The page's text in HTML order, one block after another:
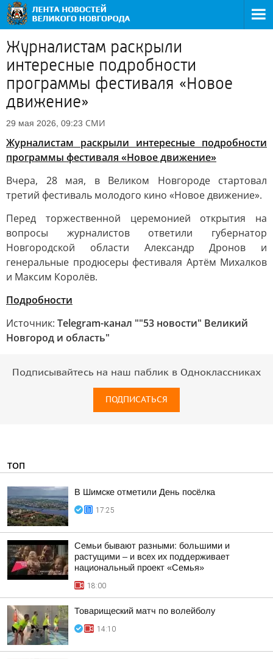
Журналистам раскрыли
интересные подробности
программы фестиваля «Новое
движение»
29 мая 2026, 09:23 СМИ
Журналистам раскрыли интересные подробности
программы фестиваля «Новое движение»
Вчера, 28 мая, в Великом Новгороде стартовал
третий фестиваль молодого кино «Новое движение».
Перед торжественной церемонией открытия на
вопросы журналистов ответили губернатор
Новгородской области Александр Дронов и
генеральные продюсеры фестиваля Артём Михалков
и Максим Королёв.
Подробности
Источник: Telegram-канал ""53 новости" Великий
Новгород и область"
Подписывайтесь на наш паблик в Одноклассниках
ПОДПИСАТЬСЯ
ТОП
В Шимске отметили День посёлка
17:25
Семьи бывают разными: большими и
растущими – и всех их поддерживает
национальный проект «Семья»
18:00
Товарищеский матч по волейболу
14:10